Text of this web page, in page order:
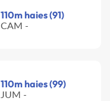
110m haies (91)
CAM -
110m haies (99)
JUM -